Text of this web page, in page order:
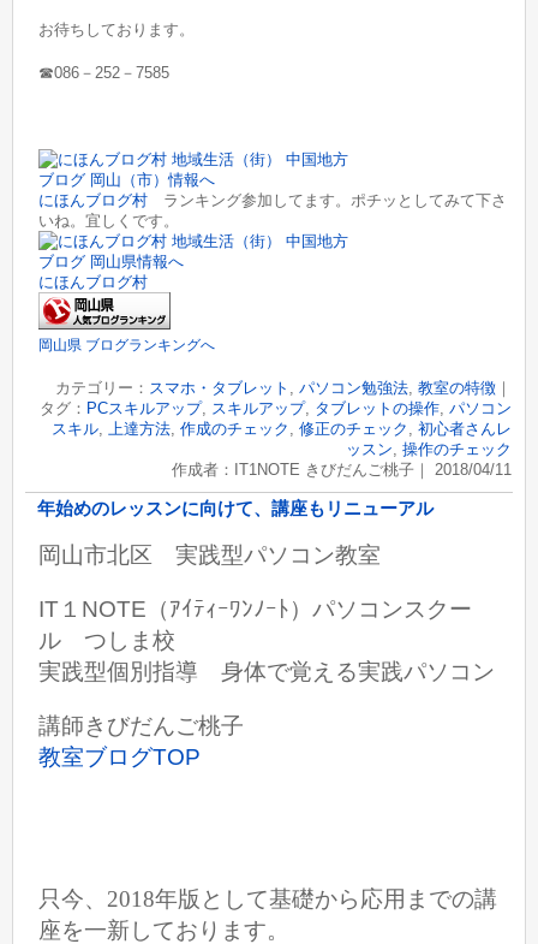
お待ちしております。
☎086－252－7585
にほんブログ村 ランキング参加してます。ポチッとしてみて下さ
いね。宜しくです。
にほんブログ村
岡山県 ブログランキングへ
カテゴリー： スマホ・タブレット , パソコン勉強法, 教室の特徴｜
タグ： PCスキルアップ, スキルアップ, タブレットの操作, パソコン
スキル, 上達方法, 作成のチェック , 修正のチェック , 初心者さんレ
ッスン, 操作のチェック
作成者：IT1NOTE きびだんご桃子｜ 2018/04/11
年始めのレッスンに向けて、講座もリニューアル
岡山市北区 実践型パソコン教室
IT１NOTE（ｱｲﾃｨｰﾜﾝﾉｰﾄ）パソコンスクー
ル つしま校
実践型個別指導 身体で覚える実践パソコン
講師きびだんご桃子
教室ブログTOP
只今、2018年版として基礎から応用までの講
座を一新しております。